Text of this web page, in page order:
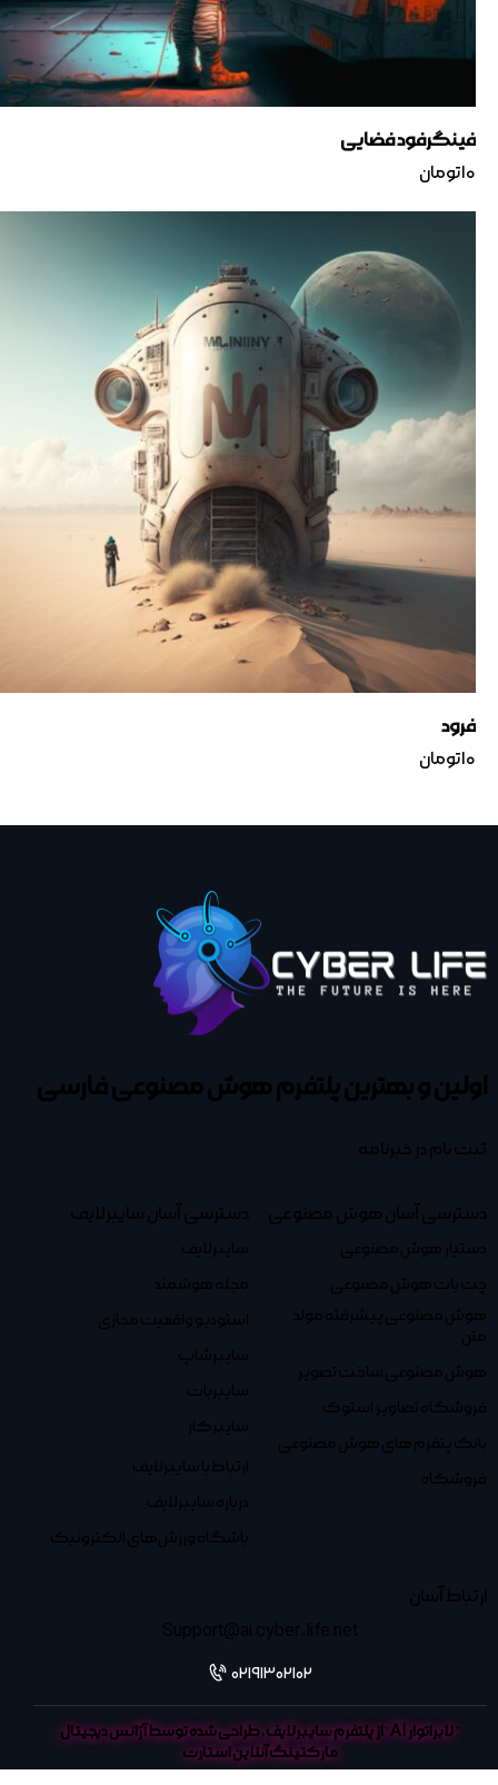
فینگرفود فضایی
۱۰تومان
فرود
۱۰تومان
اولین و بهترین پلتفرمهوش مصنوعی فارسی
ثبت نام در خبرنامه
دسترسی آسان هوش مصنوعی
دستیار هوش مصنوعی
چت بات هوش مصنوعی
هوش مصنوعی پیشرفته مولد
متن
هوش مصنوعی ساخت تصویر
فروشگاه تصاویر استوک
بانک پتفرم های هوش مصنوعی
فروشگاه
دسترسی آسان سایبرلایف
سایبرلایف
مجله هوشمند
استودیو واقعیت مجازی
سایبرشاپ
سایبربات
سایبرکار
ارتباط با سایبرلایف
درباره سایبرلایف
باشگاه ورزش‌های الکترونیک
ارتباط آسان
Support@ai.cyber-life.net
02191302102
لابراتوار AI “از پلتفرمسایبرلایف، طراحی شده توسطآژانس دیجیتال
مارکتینگ آنلاین استارت